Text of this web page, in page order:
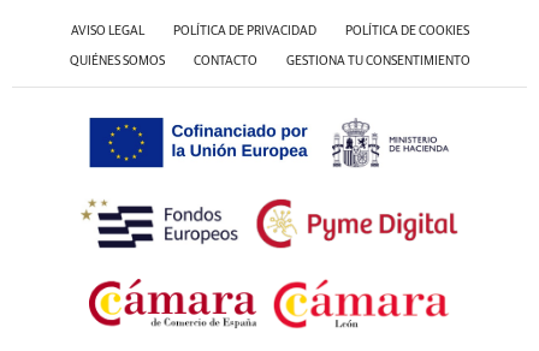
AVISO LEGAL POLÍTICA DE PRIVACIDAD POLÍTICA DE COOKIES
QUIÉNES SOMOS CONTACTO GESTIONA TU CONSENTIMIENTO